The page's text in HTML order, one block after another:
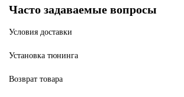
Часто задаваемые вопросы
Условия доставки
Установка тюнинга
Возврат товара